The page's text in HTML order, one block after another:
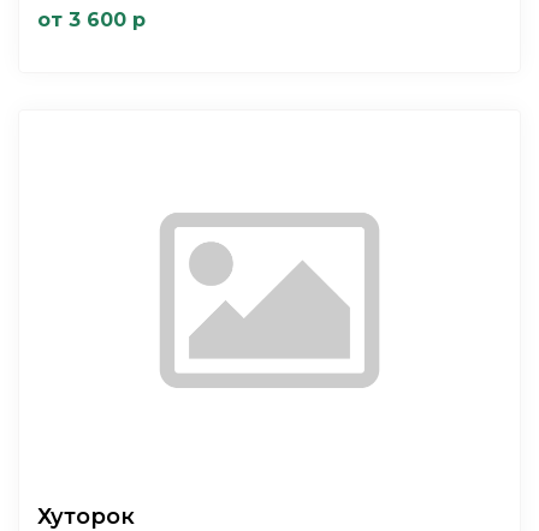
от 3 600 р
Хуторок